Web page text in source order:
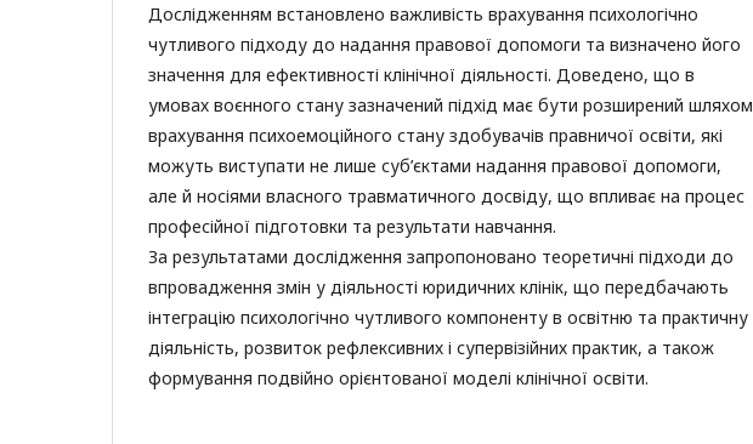
Дослідженням встановлено важливість врахування психологічно
чутливого підходу до надання правової допомоги та визначено його
значення для ефективності клінічної діяльності. Доведено, що в
умовах воєнного стану зазначений підхід має бути розширений шляхом
врахування психоемоційного стану здобувачів правничої освіти, які
можуть виступати не лише суб’єктами надання правової допомоги,
але й носіями власного травматичного досвіду, що впливає на процес
професійної підготовки та результати навчання.
За результатами дослідження запропоновано теоретичні підходи до
впровадження змін у діяльності юридичних клінік, що передбачають
інтеграцію психологічно чутливого компоненту в освітню та практичну
діяльність, розвиток рефлексивних і супервізійних практик, а також
формування подвійно орієнтованої моделі клінічної освіти.